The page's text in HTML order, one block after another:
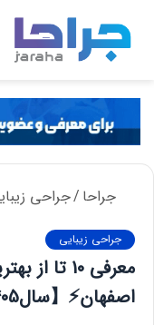
جراحا /جراحی
جراحی زیبایی
معرفی 10
اصفهان⚡【سال1405】